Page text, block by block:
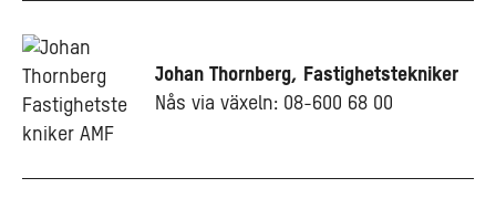
Johan Thornberg, Fastighetstekniker
Nås via växeln: 08-600 68 00